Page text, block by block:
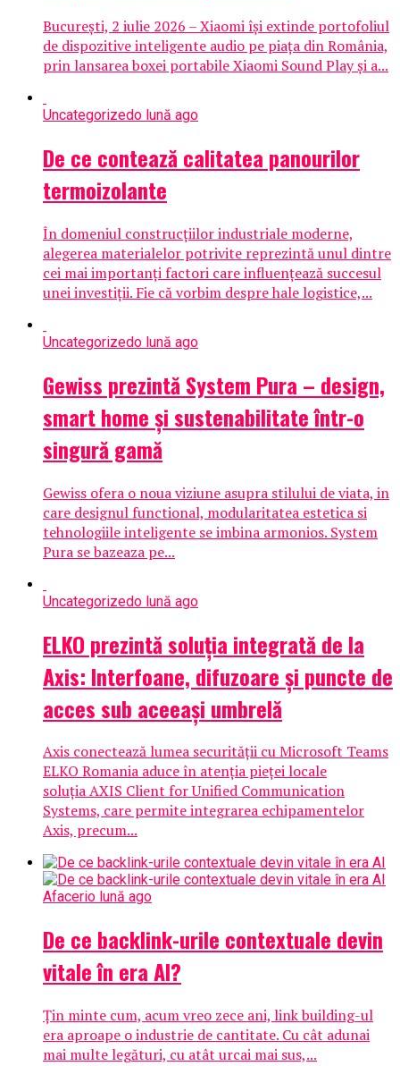
București, 2 iulie 2026 – Xiaomi își extinde portofoliul
de dispozitive inteligente audio pe piața din România,
prin lansarea boxei portabile Xiaomi Sound Play și a...
Uncategorizedo lună ago
De ce contează calitatea panourilor
termoizolante
În domeniul construcțiilor industriale moderne,
alegerea materialelor potrivite reprezintă unul dintre
cei mai importanți factori care influențează succesul
unei investiții. Fie că vorbim despre hale logistice,...
Uncategorizedo lună ago
Gewiss prezintă System Pura – design,
smart home și sustenabilitate într-o
singură gamă
Gewiss ofera o noua viziune asupra stilului de viata, in
care designul functional, modularitatea estetica si
tehnologiile inteligente se imbina armonios. System
Pura se bazeaza pe...
Uncategorizedo lună ago
ELKO prezintă soluția integrată de la
Axis: Interfoane, difuzoare și puncte de
acces sub aceeași umbrelă
Axis conectează lumea securității cu Microsoft Teams
ELKO Romania aduce în atenția pieței locale
soluția AXIS Client for Unified Communication
Systems, care permite integrarea echipamentelor
Axis, precum...
Afacerio lună ago
De ce backlink-urile contextuale devin
vitale în era AI?
Țin minte cum, acum vreo zece ani, link building-ul
era aproape o industrie de cantitate. Cu cât adunai
mai multe legături, cu atât urcai mai sus,...